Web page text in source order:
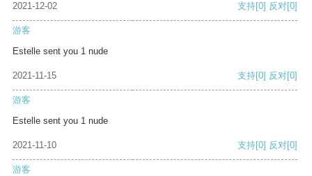
2021-12-02 支持[0] 反对[0]
游客
Estelle sent you 1 nude
2021-11-15 支持[0] 反对[0]
游客
Estelle sent you 1 nude
2021-11-10 支持[0] 反对[0]
游客